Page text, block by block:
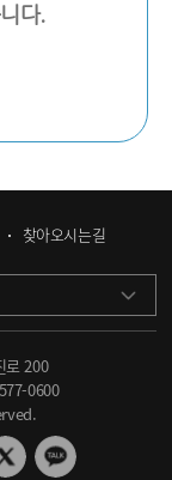
다.
찾아오시는길
로 200
0600